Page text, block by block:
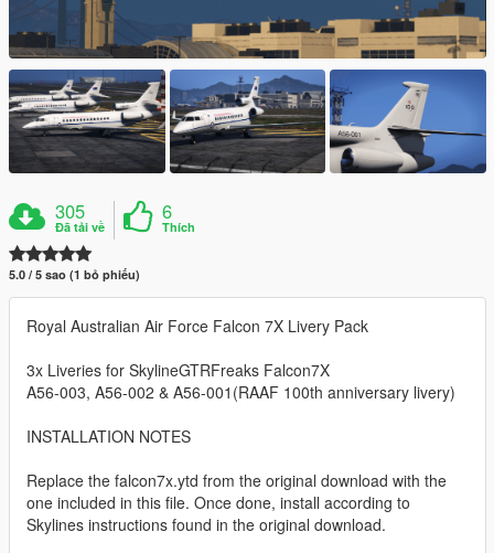
305
Đã tải về
6
Thích
5.0 / 5 sao (1 bỏ phiếu)
Royal Australian Air Force Falcon 7X Livery Pack
3x Liveries for SkylineGTRFreaks Falcon7X
A56-003, A56-002 & A56-001(RAAF 100th anniversary livery)
INSTALLATION NOTES
Replace the falcon7x.ytd from the original download with the
one included in this file. Once done, install according to
Skylines instructions found in the original download.